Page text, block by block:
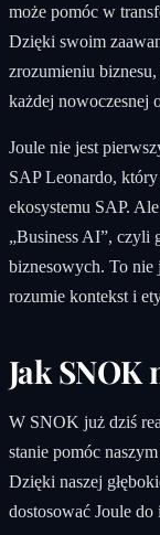
może pomóc w
Dzięki swoim
zrozumieniu biznesu,
każdej nowoczesnej
Joule nie jest
SAP Leonardo,
ekosystemu SAP.
„Business AI”, czyli
biznesowych. To nie
rozumie kontekst i
Jak SNOK
W SNOK już dziś
stanie pomóc
Dzięki naszej
dostosować Joule